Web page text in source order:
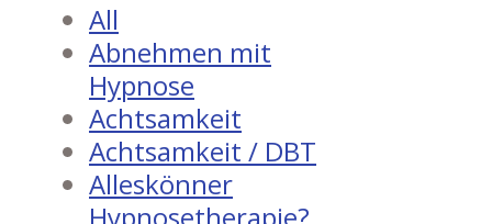
All
Abnehmen mit
Hypnose
Achtsamkeit
Achtsamkeit / DBT
Alleskönner